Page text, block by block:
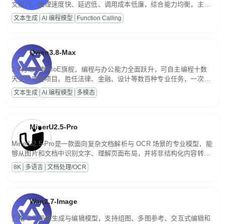
文能力。推理速度快、延迟低、调用成本低廉，综合能力均衡，主打
高并发、轻量化任务，适合日常对话、内容创作、基础 RAG、批量
文案处理等普惠刚需场景。
文本生成 AI 编程模型 Function Calling
Qwen3.8-Max
2.4万亿参数MoE旗舰，编程与办公能力全面跃升，可自主编程十数
天交付完整项目。胜任法律、金融、设计等数百种专业任务，一次对
话端到端交付生产级成果。原生视觉理解贯穿规划、执行与验证全流
程，支持超长文档与长视频的深度语义解析。长程任务中自主规划与
文本生成 AI 编程模型 多模态
MinerU2.5-Pro
MinerU2.5-Pro是一款面向复杂文档解析与 OCR 场景的专业模型，能
够从图片和文档中识别文字、理解页面布局，并将非结构化内容转换
为便于存储、检索和二次处理的结构化结果。
8K 多语言 文档处理/OCR
Wan2.7-Image
万相 2.7 图像生成与编辑模型，支持组图、多图参考、交互式编辑和